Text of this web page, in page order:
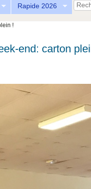
Rapide 2026
!
end: carton